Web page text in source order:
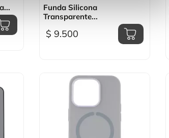
Vista rápida
Funda Silicona
Transparente...
$ 9.500